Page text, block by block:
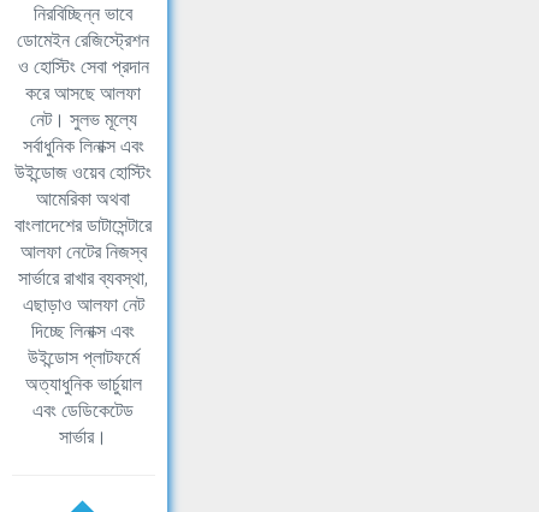
নিরবিচ্ছিন্ন ভাবে
ডোমেইন রেজিস্ট্রেশন
ও হোস্টিং সেবা প্রদান
করে আসছে আলফা
নেট। সুলভ মূল্যে
সর্বাধুনিক লিনাক্স এবং
উইন্ডোজ ওয়েব হোস্টিং
আমেরিকা অথবা
বাংলাদেশের ডাটাসেন্টারে
আলফা নেটের নিজস্ব
সার্ভারে রাখার ব্যবস্থা,
এছাড়াও আলফা নেট
দিচ্ছে লিনাক্স এবং
উইন্ডোস প্লাটফর্মে
অত্যাধুনিক ভার্চুয়াল
এবং ডেডিকেটেড
সার্ভার।